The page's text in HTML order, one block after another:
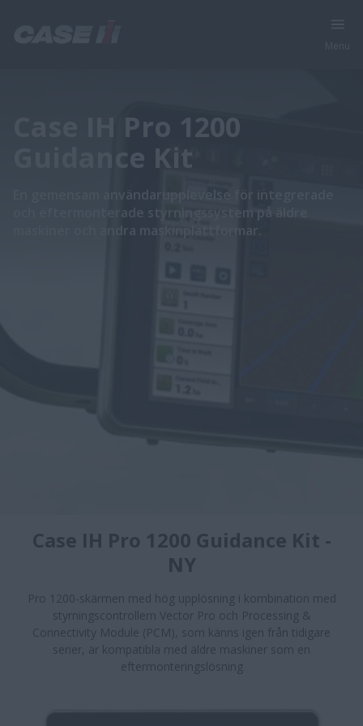
Case IH Pro 1200
Guidance Kit
En gemensam användarupplevelse för integrerade
och eftermonterade styrningssystem på äldre
maskiner och andra maskinplattformar.
Case IH Pro 1200 Guidance Kit -
NY
Pro 1200-skärmen med hög upplösning i kombination med
styrningscontrollern Vector Pro och Processing &
Connectivity Module (PCM), som känns igen från tidigare
serier, är kompatibla med äldre maskiner som en
eftermonteringslösning